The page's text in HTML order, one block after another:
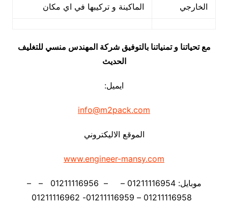
الخارجي
الماكينة و تركيبها في اي مكان
مع تحياتنا و تمنياتنا بالتوفيق شركة المهندس منسي للتغليف
الحديث
ايميل:
info@m2pack.com
الموقع الاليكتروني
www.engineer-mansy.com
موبايل: 01211116954 – – 01211116956 – –